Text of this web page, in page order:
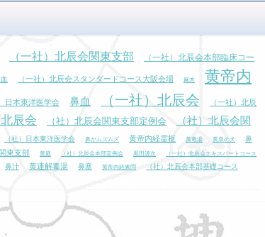
（一社）北辰会関東支部 （一社）北辰会本部臨床コー
（一社）北辰会スタンダードコース大阪会場 麻木
黄帝内
日本東洋医学会 鼻血 （一社）北辰会 （一社）北辰
北辰会 （社）北辰会関東支部定例会
（社）北辰会関
（社）日本東洋医学会 鼻がムズムズ 黄帝内経霊枢 黄竜湯 黄泉の犬
鼻
東支部 黄庭 （社）北辰会本部定例会 黒田源次 （一社）北辰会エキスパートコース
鼻汁 黄連解毒湯 鼻塞 黄帝内経素問 （社）北辰会本部基礎コース